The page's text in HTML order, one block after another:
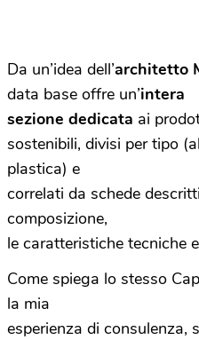
Da un’idea dell’architetto
data base offre un’intera
sezione dedicata ai
sostenibili, divisi per tipo
plastica) e
correlati da schede
composizione,
le caratteristiche tecniche
Come spiega lo stesso
la mia
esperienza di consulenza,